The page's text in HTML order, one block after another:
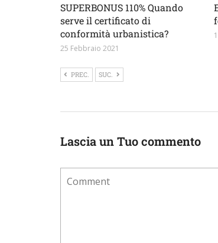
SUPERBONUS 110% Quando
serve il certificato di
conformità urbanistica?
25 Febbraio 2021
PREC. SUC.
Lascia un Tuo commento